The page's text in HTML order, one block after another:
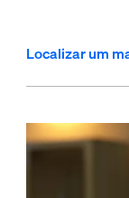
Localizar um